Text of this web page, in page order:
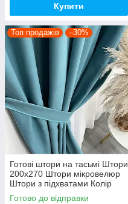
Купити
Топ продажів –30%
Готові штори на тасьмі Штори
200х270 Штори мікровелюр
Штори з підхватами Колір
бірюзовий
Готово до відправки